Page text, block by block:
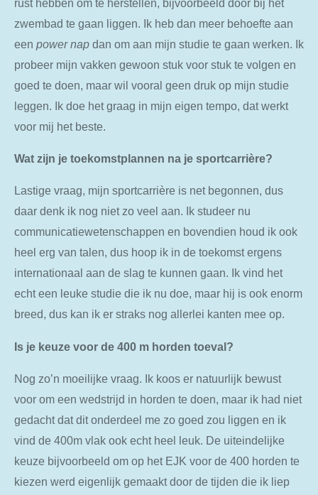
rust hebben om te herstellen, bijvoorbeeld door bij het
zwembad te gaan liggen. Ik heb dan meer behoefte aan
een power nap dan om aan mijn studie te gaan werken. Ik
probeer mijn vakken gewoon stuk voor stuk te volgen en
goed te doen, maar wil vooral geen druk op mijn studie
leggen. Ik doe het graag in mijn eigen tempo, dat werkt
voor mij het beste.
Wat zijn je toekomstplannen na je sportcarrière?
Lastige vraag, mijn sportcarrière is net begonnen, dus
daar denk ik nog niet zo veel aan. Ik studeer nu
communicatiewetenschappen en bovendien houd ik ook
heel erg van talen, dus hoop ik in de toekomst ergens
internationaal aan de slag te kunnen gaan. Ik vind het
echt een leuke studie die ik nu doe, maar hij is ook enorm
breed, dus kan ik er straks nog allerlei kanten mee op.
Is je keuze voor de 400 m horden toeval?
Nog zo’n moeilijke vraag. Ik koos er natuurlijk bewust
voor om een wedstrijd in horden te doen, maar ik had niet
gedacht dat dit onderdeel me zo goed zou liggen en ik
vind de 400m vlak ook echt heel leuk. De uiteindelijke
keuze bijvoorbeeld om op het EJK voor de 400 horden te
kiezen werd eigenlijk gemaakt door de tijden die ik liep